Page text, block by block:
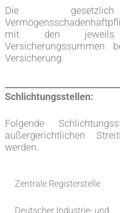
Die
mit den jeweils
Versicherungssummen
Versicherung.
Schlichtungsstellen:
Folgende
außergerichtlichen
werden.
Zentrale Registerstelle
Deutscher Industrie- und